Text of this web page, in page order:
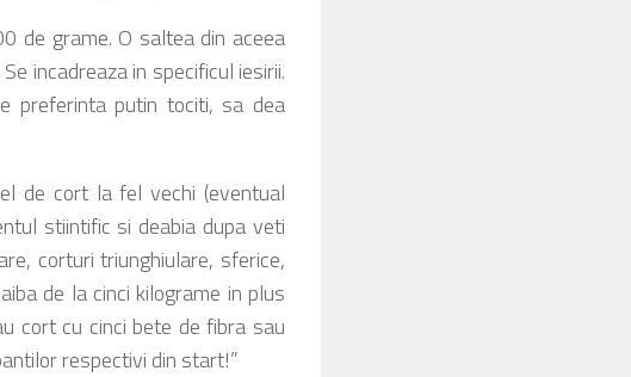
de grame. O saltea din aceea
incadreaza in specificul iesirii.
preferinta putin tociti, sa dea
de cort la fel vechi (eventual
stiintific si deabia dupa veti
corturi triunghiulare, sferice,
de la cinci kilograme in plus
cort cu cinci bete de fibra sau
respectivi din start!”